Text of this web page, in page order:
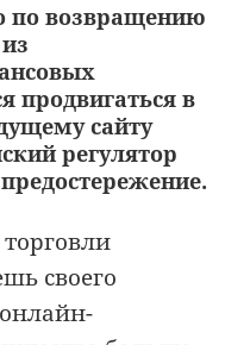
по возвращению
продвигаться в
сайту
регулятор
своего